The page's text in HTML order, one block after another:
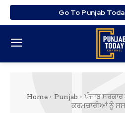
Go To Punjab
Home Punjab
ਪੰਜਾਬ
ਕਰਮਚਾਰੀਆਂ ਨੂੰ